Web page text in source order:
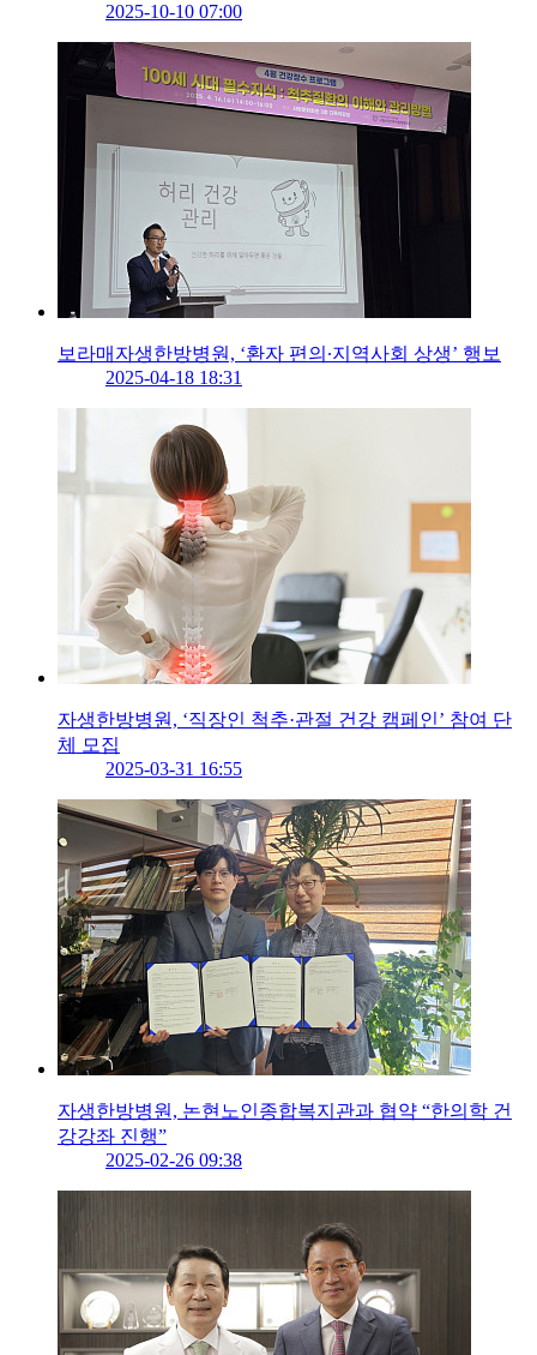
2025-10-10 07:00
보라매자생한방병원, ‘환자 편의∙지역사회 상생’ 행보
2025-04-18 18:31
자생한방병원, ‘직장인 척추·관절 건강 캠페인’ 참여 단
체 모집
2025-03-31 16:55
자생한방병원, 논현노인종합복지관과 협약 “한의학 건
강강좌 진행”
2025-02-26 09:38